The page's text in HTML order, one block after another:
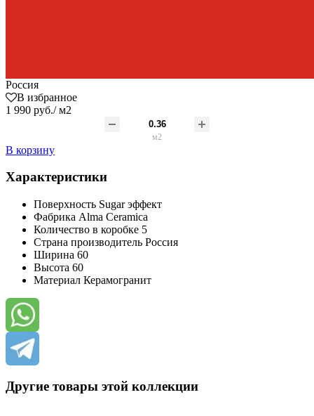
Россия
В избранное
1 990 руб./ м2
м2
В корзину
Характеристики
Поверхность Sugar эффект
Фабрика Alma Ceramica
Количество в коробке 5
Страна производитель Россия
Ширина 60
Высота 60
Материал Керамогранит
Другие товары этой коллекции